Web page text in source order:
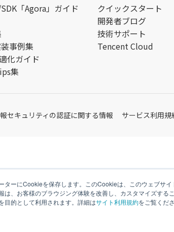
ターにCookieを保存します。このCookieは、このウェブサ
は、お客様のブラウジング体験を改善し、カスタマイズする
目的として利用されます。詳細はサイト利用規約をご覧くださ
「Agora」ガイド
事例集
化ガイド
集
クイックスタート
開発者ブログ
技術サポート
Tencent Cloud
セキュリティの認証に関する情報 サービス利用規